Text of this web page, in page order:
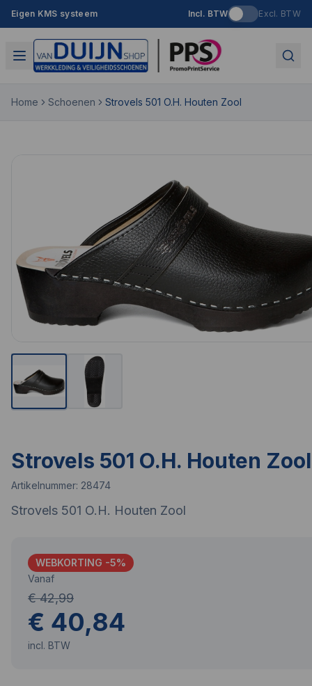
Eigen KMS systeem Incl. BTW Excl. BTW
Home Schoenen Strovels 501 O.H. Houten Zool
Strovels 501 O.H. Houten Zool
Artikelnummer: 28474
Strovels 501 O.H. Houten Zool
WEBKORTING -5%
Vanaf
€ 42,99
€ 40,84
incl. BTW